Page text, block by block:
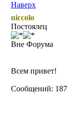
Наверх
niccolo
Постоялец
Вне Форума
Всем привет!
Сообщений: 187